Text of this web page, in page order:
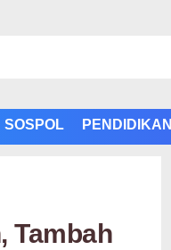
SOSPOL PENDIDIKAN
Tambah